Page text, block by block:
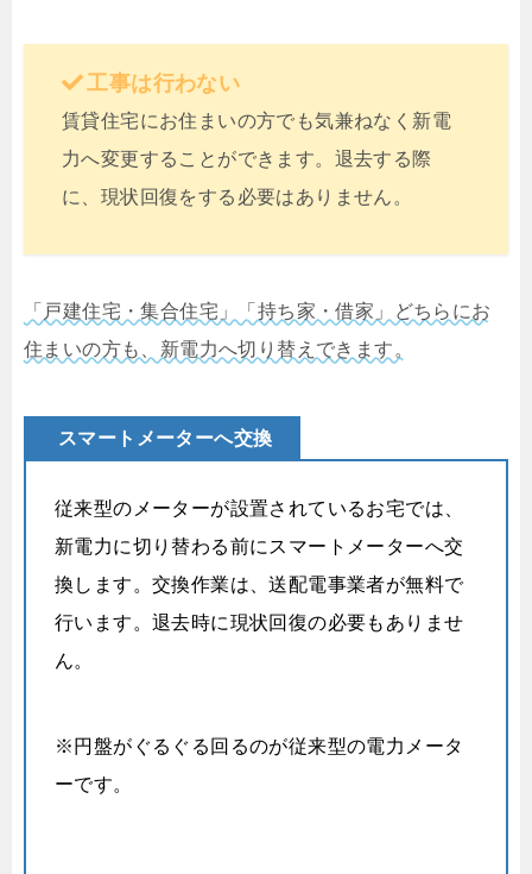
工事は行わない
賃貸住宅にお住まいの方でも気兼ねなく新電
力へ変更することができます。退去する際
に、現状回復をする必要はありません。
「戸建住宅・集合住宅」「持ち家・借家」どちらにお
住まいの方も、新電力へ切り替えできます。
スマートメーターへ交換
従来型のメーターが設置されているお宅では、
新電力に切り替わる前にスマートメーターへ交
換します。交換作業は、送配電事業者が無料で
行います。退去時に現状回復の必要もありませ
ん。
※円盤がぐるぐる回るのが従来型の電力メータ
ーです。